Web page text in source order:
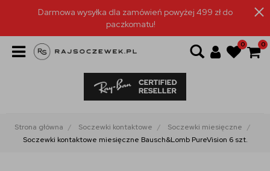
Darmowa wysyłka dla zamówień powyżej 499 zł do
paczkomatu!
0 0
Strona główna Soczewki kontaktowe
Soczewki miesięczne
Soczewki kontaktowe miesięczne Bausch&Lomb PureVision 6 szt.